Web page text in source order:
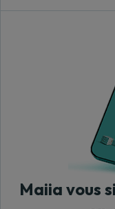
Maiia vous